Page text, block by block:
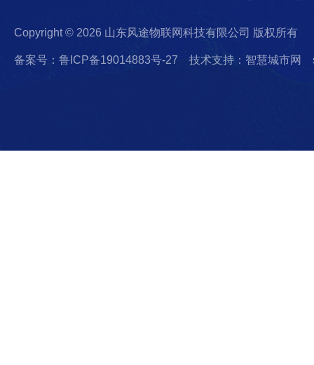
Copyright © 2026 山东风途物联网科技有限公司 版权所有
备案号：鲁ICP备19014883号-27 技术支持：智慧城市网